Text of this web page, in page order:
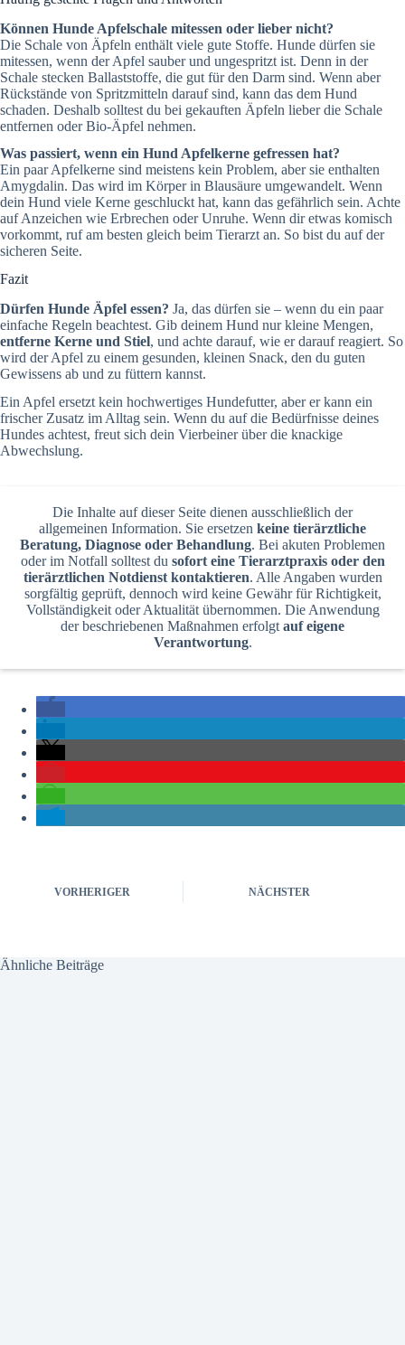
Können Hunde Apfelschale mitessen oder lieber nicht?
Die Schale von Äpfeln enthält viele gute Stoffe. Hunde dürfen sie
mitessen, wenn der Apfel sauber und ungespritzt ist. Denn in der
Schale stecken Ballaststoffe, die gut für den Darm sind. Wenn aber
Rückstände von Spritzmitteln darauf sind, kann das dem Hund
schaden. Deshalb solltest du bei gekauften Äpfeln lieber die Schale
entfernen oder Bio-Äpfel nehmen.
Was passiert, wenn ein Hund Apfelkerne gefressen hat?
Ein paar Apfelkerne sind meistens kein Problem, aber sie enthalten
Amygdalin. Das wird im Körper in Blausäure umgewandelt. Wenn
dein Hund viele Kerne geschluckt hat, kann das gefährlich sein. Achte
auf Anzeichen wie Erbrechen oder Unruhe. Wenn dir etwas komisch
vorkommt, ruf am besten gleich beim Tierarzt an. So bist du auf der
sicheren Seite.
Fazit
Dürfen Hunde Äpfel essen? Ja, das dürfen sie – wenn du ein paar
einfache Regeln beachtest. Gib deinem Hund nur kleine Mengen,
entferne Kerne und Stiel, und achte darauf, wie er darauf reagiert. So
wird der Apfel zu einem gesunden, kleinen Snack, den du guten
Gewissens ab und zu füttern kannst.
Ein Apfel ersetzt kein hochwertiges Hundefutter, aber er kann ein
frischer Zusatz im Alltag sein. Wenn du auf die Bedürfnisse deines
Hundes achtest, freut sich dein Vierbeiner über die knackige
Abwechslung.
Die Inhalte auf dieser Seite dienen ausschließlich der
allgemeinen Information. Sie ersetzen keine tierärztliche
Beratung, Diagnose oder Behandlung. Bei akuten Problemen
oder im Notfall solltest du sofort eine Tierarztpraxis oder den
tierärztlichen Notdienst kontaktieren. Alle Angaben wurden
sorgfältig geprüft, dennoch wird keine Gewähr für Richtigkeit,
Vollständigkeit oder Aktualität übernommen. Die Anwendung
der beschriebenen Maßnahmen erfolgt auf eigene
Verantwortung.
VORHERIGER NÄCHSTER
Ähnliche Beiträge